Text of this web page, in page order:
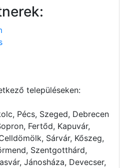
településeken:
Pécs, Szeged, Debrecen
Fertőd, Kapuvár,
Sárvár, Kőszeg,
Szentgotthárd,
Jánosháza, Devecser,